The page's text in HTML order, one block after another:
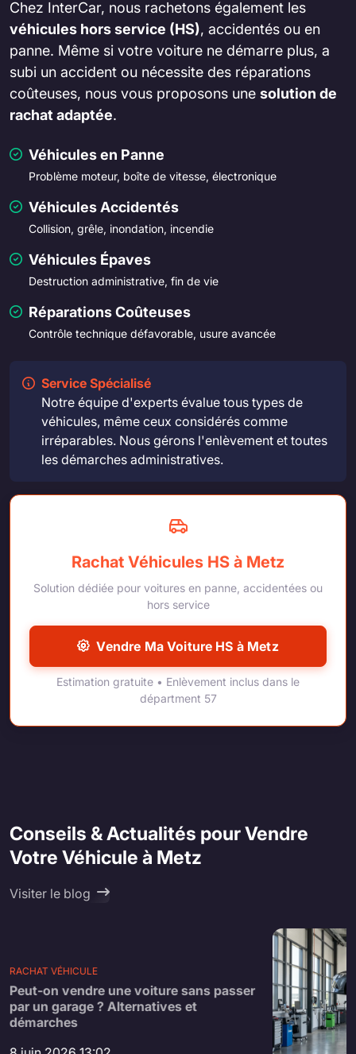
Chez InterCar, nous rachetons également les
véhicules hors service (HS), accidentés ou en
panne. Même si votre voiture ne démarre plus, a
subi un accident ou nécessite des réparations
coûteuses, nous vous proposons une solution de
rachat adaptée.
Véhicules en Panne
Problème moteur, boîte de vitesse, électronique
Véhicules Accidentés
Collision, grêle, inondation, incendie
Véhicules Épaves
Destruction administrative, fin de vie
Réparations Coûteuses
Contrôle technique défavorable, usure avancée
Service Spécialisé
Notre équipe d'experts évalue tous types de
véhicules, même ceux considérés comme
irréparables. Nous gérons l'enlèvement et toutes
les démarches administratives.
Rachat Véhicules HS à Metz
Solution dédiée pour voitures en panne, accidentées ou
hors service
Vendre Ma Voiture HS à Metz
Estimation gratuite • Enlèvement inclus dans le
départment 57
Conseils & Actualités pour Vendre
Votre Véhicule à Metz
Visiter le blog
RACHAT VÉHICULE
Peut-on vendre une voiture sans passer
par un garage ? Alternatives et
démarches